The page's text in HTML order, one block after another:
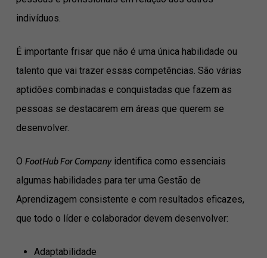
indivíduos.
É importante frisar que não é uma única habilidade ou
talento que vai trazer essas competências. São várias
aptidões combinadas e conquistadas que fazem as
pessoas se destacarem em áreas que querem se
desenvolver.
O FootHub For Companyidentifica como essenciais
algumas habilidades para ter uma Gestão de
Aprendizagem consistente e com resultados eficazes,
que todo o líder e colaborador devem desenvolver:
Adaptabilidade